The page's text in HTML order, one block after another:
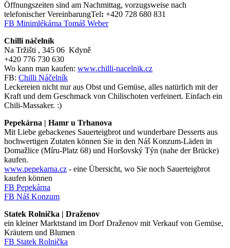
Öffnungszeiten sind am Nachmittag, vorzugsweise nach
telefonischer VereinbarungTel: +420 728 680 831
FB Minimlékárna Tomáš Weber
Chilli náčelník
Na Tržišti , 345 06 Kdyně
+420 776 730 630
Wo kann man kaufen: www.chilli-nacelnik.cz
FB: Chilli Náčelník
Leckereien nicht nur aus Obst und Gemüse, alles natürlich mit der
Kraft und dem Geschmack von Chilischoten verfeinert. Einfach ein
Chili-Massaker. :)
Pepekárna | Hamr u Trhanova
Mit Liebe gebackenes Sauerteigbrot und wunderbare Desserts aus
hochwertigen Zutaten können Sie in den Náš Konzum-Läden in
Domažlice (Míru-Platz 68) und Horšovský Týn (nahe der Brücke)
kaufen.
www.pepekarna.cz - eine Übersicht, wo Sie noch Sauerteigbrot
kaufen können
FB Pepekárna
FB Náš Konzum
Statek Rolnička | Draženov
ein kleiner Marktstand im Dorf Draženov mit Verkauf von Gemüse,
Kräutern und Blumen
FB Statek Rolnička